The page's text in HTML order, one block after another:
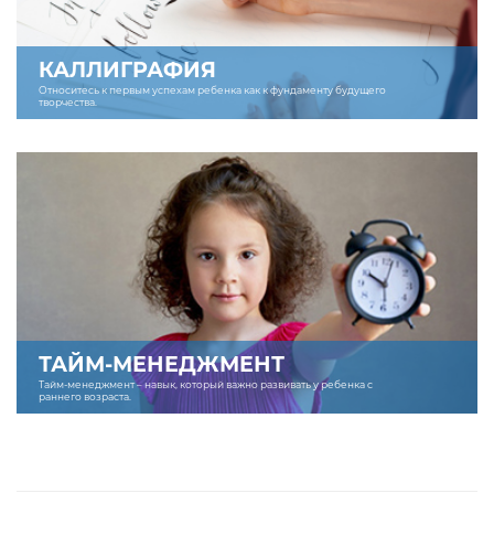
КАЛЛИГРАФИЯ
Относитесь к первым успехам ребенка как к фундаменту будущего
творчества.
ТАЙМ-МЕНЕДЖМЕНТ
Тайм-менеджмент – навык, который важно развивать у ребенка с
раннего возраста.